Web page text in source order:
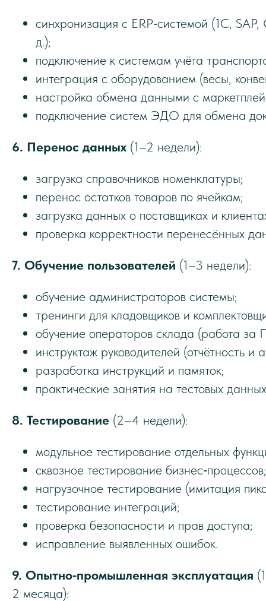
синхронизация с ERP‑системой (1С,
д.);
подключение к системам учёта
интеграция с оборудованием (весы,
настройка обмена данными с
подключение систем ЭДО для обмена
6. Перенос данных (1–2 недели):
загрузка справочников номенклатуры;
перенос остатков товаров по ячейкам;
загрузка данных о поставщиках и
проверка корректности перенесённых
7. Обучение пользователей (1–3 недели):
обучение администраторов системы;
тренинги для кладовщиков и
обучение операторов склада (работа за
инструктаж руководителей (отчётность и
разработка инструкций и памяток;
практические занятия на тестовых
8. Тестирование (2–4 недели):
модульное тестирование отдельных
сквозное тестирование бизнес‑процессов;
нагрузочное тестирование (имитация
тестирование интеграций;
проверка безопасности и прав доступа;
исправление выявленных ошибок.
9. Опытно‑промышленная эксплуатация
2 месяца):